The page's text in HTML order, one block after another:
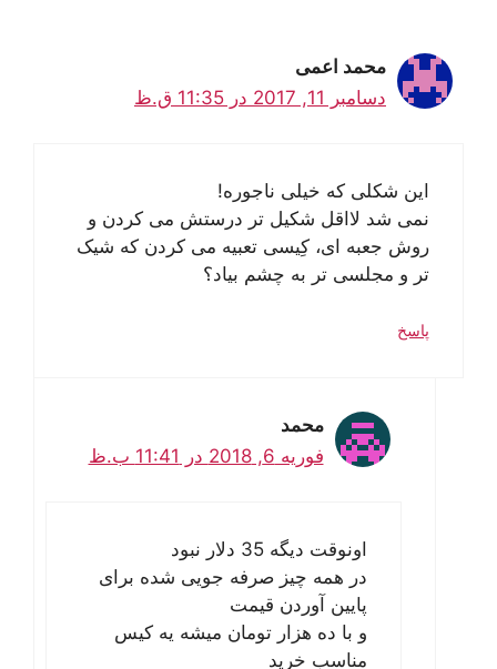
محمد اعمی
دسامبر 11, 2017 در 11:35 ق.ظ
این شکلی که خیلی ناجوره!
نمی شد لااقل شکیل تر درستش می کردن و
روش جعبه ای، کِیسی تعبیه می کردن که شیک
تر و مجلسی تر به چشم بیاد؟
پاسخ
محمد
فوریه 6, 2018 در 11:41 ب.ظ
اونوقت دیگه 35 دلار نبود
در همه چیز صرفه جویی شده برای
پایین آوردن قیمت
و با ده هزار تومان میشه یه كیس
مناسب خرید